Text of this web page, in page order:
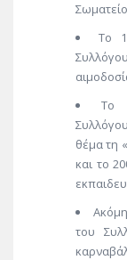
Το
Το
θέμα τη
και το
του